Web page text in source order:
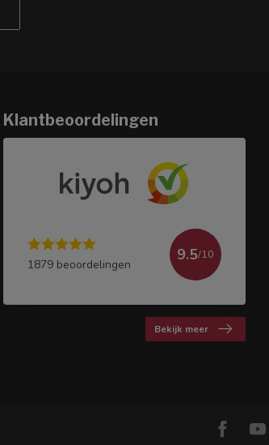
Klantbeoordelingen
1879 beoordelingen
9.5/10
Bekijk meer